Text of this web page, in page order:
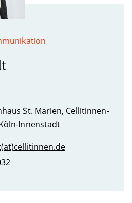
St. Marien, Cellitinnen-
Innenstadt